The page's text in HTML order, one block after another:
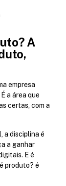
A
empresa
a área que
certas, com a
a disciplina é
a ganhar
E é
produto? é